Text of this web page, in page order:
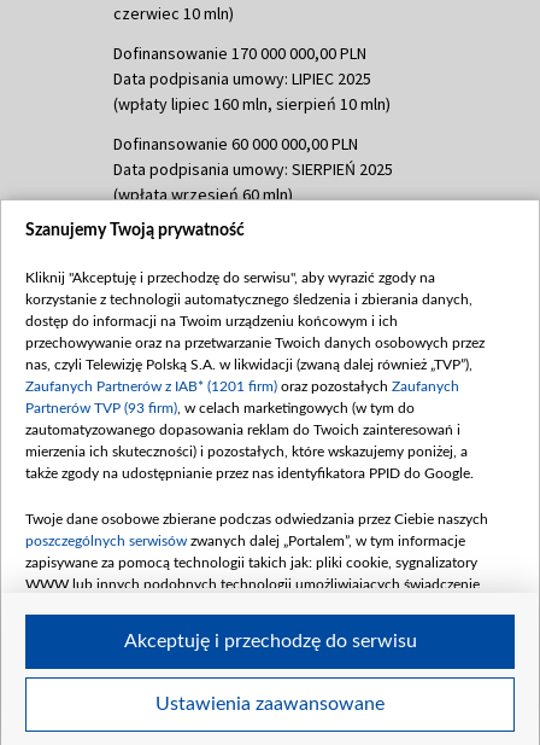
czerwiec 10 mln)
Dofinansowanie 170 000 000,00 PLN
Data podpisania umowy: LIPIEC 2025
(wpłaty lipiec 160 mln, sierpień 10 mln)
Dofinansowanie 60 000 000,00 PLN
Data podpisania umowy: SIERPIEŃ 2025
(wpłata wrzesień 60 mln)
Dofinansowanie 635 783 051,21 PLN
(wpłata wrzesień 100 mln, październik 350
mln, listopad 265 mln)
Dofinansowanie 48 862 000,00 PLN
Data podpisania umowy: GRUDZIEŃ 2025
(wpłata grudzień 60,548 mln)
Dofinansowanie 900 000 000,00 PLN
Data podpisania umowy: LUTY 2026 (wpłata
kwiecień 180 mln, 7 maja 180 mln, 8
czerwca 90 mln)
Dofinansowanie 250 000 000,00 PLN
4 sierpnia 250 mln
© 2026 Telewizja Polska S. A. w likwidacji
Szanujemy Twoją prywatność
Kliknij "Akceptuję i przechodzę do serwisu", aby wyrazić zgody na
korzystanie z technologii automatycznego śledzenia i zbierania danych,
dostęp do informacji na Twoim urządzeniu końcowym i ich
przechowywanie oraz na przetwarzanie Twoich danych osobowych przez
nas, czyli Telewizję Polską S.A. w likwidacji (zwaną dalej również „TVP”),
Zaufanych Partnerów z IAB* (1201 firm) oraz pozostałych Zaufanych
Partnerów TVP (93 firm) , w celach marketingowych (w tym do
zautomatyzowanego dopasowania reklam do Twoich zainteresowań i
mierzenia ich skuteczności) i pozostałych, które wskazujemy poniżej, a
także zgody na udostępnianie przez nas identyfikatora PPID do Google.
Twoje dane osobowe zbierane podczas odwiedzania przez Ciebie naszych
poszczególnych serwisów zwanych dalej „Portalem”, w tym informacje
zapisywane za pomocą technologii takich jak: pliki cookie, sygnalizatory
WWW lub innych podobnych technologii umożliwiających świadczenie
Twoje dane osobowe zbierane podczas odwiedzania przez Ciebie
Ustawienia zaawansowane
Akceptuję i przechodzę do serwisu